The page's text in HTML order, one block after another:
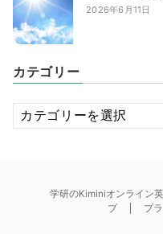
2026年6月11日
カテゴリー
カ
テ
学研のKiminiオンライン
プ
プ